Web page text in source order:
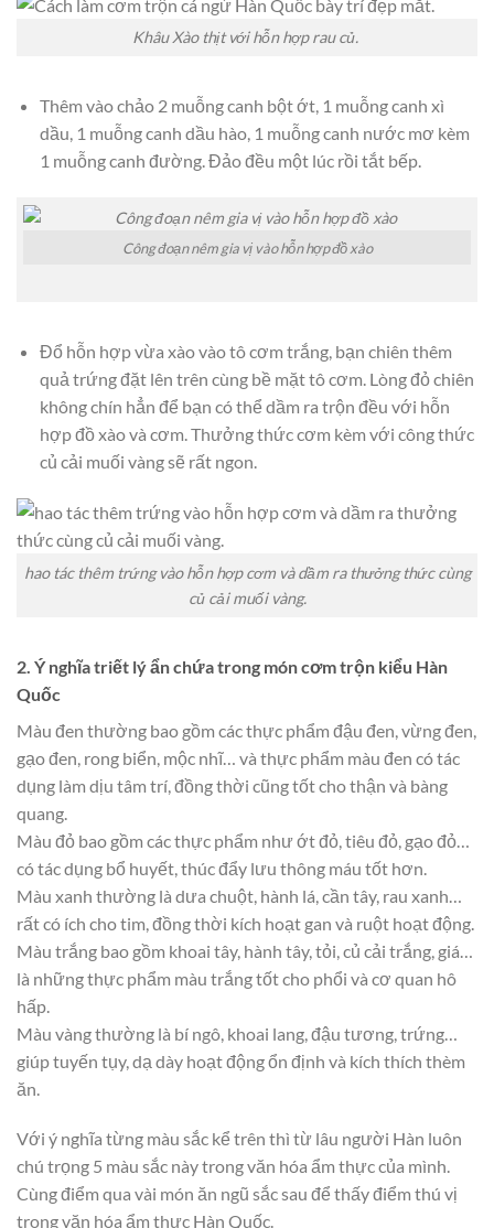
Khâu Xào thịt với hỗn hợp rau củ.
Thêm vào chảo 2 muỗng canh bột ớt, 1 muỗng canh xì
dầu, 1 muỗng canh dầu hào, 1 muỗng canh nước mơ kèm
1 muỗng canh đường. Đảo đều một lúc rồi tắt bếp.
Công đoạn nêm gia vị vào hỗn hợp đồ xào
Đổ hỗn hợp vừa xào vào tô cơm trắng, bạn chiên thêm
quả trứng đặt lên trên cùng bề mặt tô cơm. Lòng đỏ chiên
không chín hẳn để bạn có thể dầm ra trộn đều với hỗn
hợp đồ xào và cơm. Thưởng thức cơm kèm với công thức
củ cải muối vàng sẽ rất ngon.
hao tác thêm trứng vào hỗn hợp cơm và dầm ra thưởng thức cùng
củ cải muối vàng.
2. Ý nghĩa triết lý ẩn chứa trong món cơm trộn kiểu Hàn
Quốc
Màu đen thường bao gồm các thực phẩm đậu đen, vừng đen,
gạo đen, rong biển, mộc nhĩ… và thực phẩm màu đen có tác
dụng làm dịu tâm trí, đồng thời cũng tốt cho thận và bàng
quang.
Màu đỏ bao gồm các thực phẩm như ớt đỏ, tiêu đỏ, gạo đỏ…
có tác dụng bổ huyết, thúc đẩy lưu thông máu tốt hơn.
Màu xanh thường là dưa chuột, hành lá, cần tây, rau xanh…
rất có ích cho tim, đồng thời kích hoạt gan và ruột hoạt động.
Màu trắng bao gồm khoai tây, hành tây, tỏi, củ cải trắng, giá…
là những thực phẩm màu trắng tốt cho phổi và cơ quan hô
hấp.
Màu vàng thường là bí ngô, khoai lang, đậu tương, trứng…
giúp tuyến tụy, dạ dày hoạt động ổn định và kích thích thèm
ăn.
Với ý nghĩa từng màu sắc kể trên thì từ lâu người Hàn luôn
chú trọng 5 màu sắc này trong văn hóa ẩm thực của mình.
Cùng điểm qua vài món ăn ngũ sắc sau để thấy điểm thú vị
trong văn hóa ẩm thực Hàn Quốc.